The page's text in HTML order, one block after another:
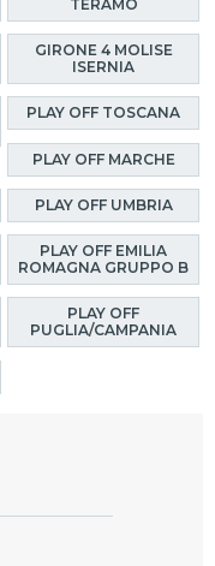
TERAMO
GIRONE 4 MOLISE
ISERNIA
PLAY OFF TOSCANA
PLAY OFF MARCHE
PLAY OFF UMBRIA
PLAY OFF EMILIA
ROMAGNA GRUPPO B
PLAY OFF
PUGLIA/CAMPANIA